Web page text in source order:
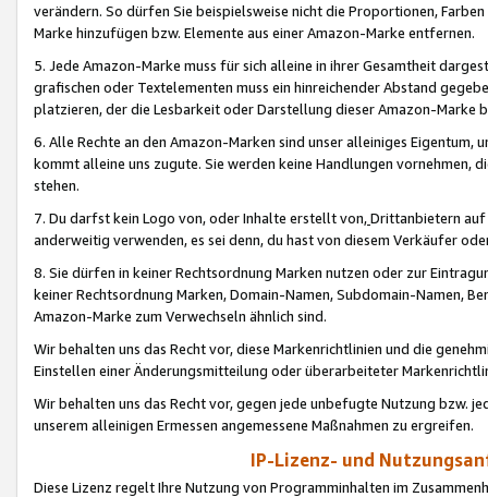
verändern. So dürfen Sie beispielsweise nicht die Proportionen,
Marke hinzufügen bzw. Elemente aus einer Amazon-Marke entfernen.
5. Jede Amazon-Marke muss für sich alleine in ihrer Gesamtheit
grafischen oder Textelementen muss ein hinreichender Abstand
platzieren, der die Lesbarkeit oder Darstellung dieser Amazon-Marke
6. Alle Rechte an den Amazon-Marken sind unser alleiniges
kommt alleine uns zugute. Sie werden keine Handlungen vornehmen,
stehen.
7. Du darfst kein Logo von, oder Inhalte erstellt von,Drittanbietern auf
anderweitig verwenden, es sei denn, du hast von diesem Verkäufer
8. Sie dürfen in keiner Rechtsordnung Marken nutzen oder zur
keiner Rechtsordnung Marken, Domain-Namen, Subdomain-Namen,
Amazon-Marke zum Verwechseln ähnlich sind.
Wir behalten uns das Recht vor, diese Markenrichtlinien und die
Einstellen einer Änderungsmitteilung oder überarbeiteter
Wir behalten uns das Recht vor, gegen jede unbefugte Nutzung bzw.
unserem alleinigen Ermessen angemessene Maßnahmen zu ergreifen.
IP-Lizenz- und
Diese Lizenz regelt Ihre Nutzung von Programminhalten im